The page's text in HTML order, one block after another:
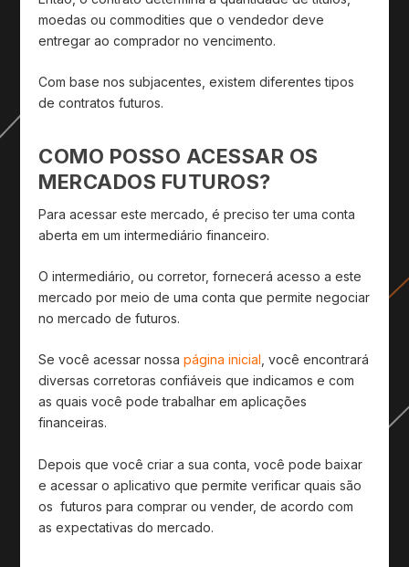
moedas ou commodities que o vendedor deve
entregar ao comprador no vencimento.
Com base nos subjacentes, existem diferentes tipos
de contratos futuros.
COMO POSSO ACESSAR OS
MERCADOS FUTUROS?
Para acessar este mercado, é preciso ter uma conta
aberta em um intermediário financeiro.
O intermediário, ou corretor, fornecerá acesso a este
mercado por meio de uma conta que permite negociar
no mercado de futuros.
Se você acessar nossapágina inicial , você encontrará
diversas corretoras confiáveis que indicamos e com
as quais você pode trabalhar em aplicações
financeiras.
Depois que você criar a sua conta, você pode baixar
e acessar o aplicativo que permite verificar quais são
os futuros para comprar ou vender, de acordo com
as expectativas do mercado.